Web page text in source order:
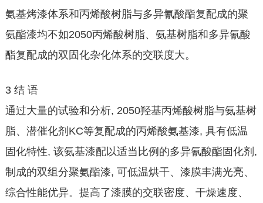
氨基烤漆体系和丙烯酸树脂与多异氰酸酯复配成的聚
氨酯漆均不如2050丙烯酸树脂、氨基树脂和多异氰酸
酯复配成的双固化杂化体系的交联度大。
3 结 语
通过大量的试验和分析, 2050羟基丙烯酸树脂与氨基树
脂、潜催化剂KC等复配成的丙烯酸氨基漆, 具有低温
固化特性, 该氨基漆配以适当比例的多异氰酸酯固化剂,
制成的双组分聚氨酯漆, 可低温烘干、漆膜丰满光亮、
综合性能优异。提高了漆膜的交联密度、干燥速度、